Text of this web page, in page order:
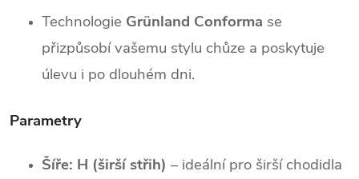
Technologie Grünland Conforma se
přizpůsobí vašemu stylu chůze a poskytuje
úlevu i po dlouhém dni.
Parametry
Šíře: H (širší střih) – ideální pro širší chodidla